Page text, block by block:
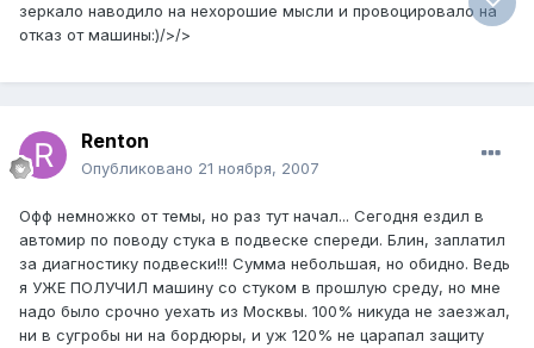
зеркало наводило на нехорошие мысли и провоцировало на
отказ от машины:)/>/>
Renton
Опубликовано 21 ноября, 2007
Офф немножко от темы, но раз тут начал... Сегодня ездил в
автомир по поводу стука в подвеске спереди. Блин, заплатил
за диагностику подвески!!! Сумма небольшая, но обидно. Ведь
я УЖЕ ПОЛУЧИЛ машину со стуком в прошлую среду, но мне
надо было срочно уехать из Москвы. 100% никуда не заезжал,
ни в сугробы ни на бордюры, и уж 120% не царапал защиту